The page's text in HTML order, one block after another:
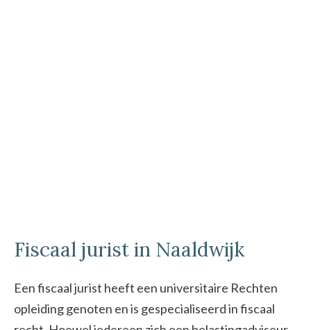
Fiscaal jurist in Naaldwijk
Een fiscaal jurist heeft een universitaire Rechten
opleiding genoten en is gespecialiseerd in fiscaal